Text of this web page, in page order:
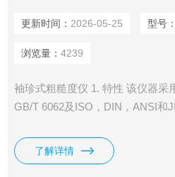
更新时间： 2026-05-25 型号：
浏览量： 4239
袖珍式粗糙度仪 1. 特性 该仪器采
GB/T 6062及ISO，DIN，ANSI和
的测量条件计算出相应的参数，在
全部测量参数。测量工件表面粗糙
了解详情